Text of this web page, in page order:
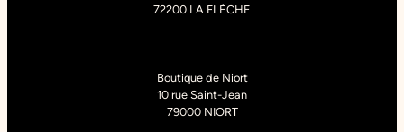
72200 LA FLÈCHE
Boutique de Niort
10 rue Saint-Jean
79000 NIORT